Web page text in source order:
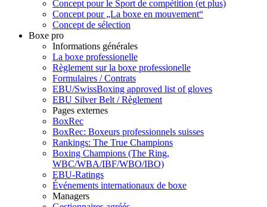
Concept pour le Sport de compétition (et plus)
Concept pour „La boxe en mouvement“
Concept de sélection
Boxe pro
Informations générales
La boxe professionelle
Règlement sur la boxe professionelle
Formulaires / Contrats
EBU/SwissBoxing approved list of gloves
EBU Silver Belt / Règlement
Pages externes
BoxRec
BoxRec: Boxeurs professionnels suisses
Rankings: The True Champions
Boxing Champions (The Ring,
WBC/WBA/IBF/WBO/IBO)
EBU-Ratings
Événements internationaux de boxe
Managers